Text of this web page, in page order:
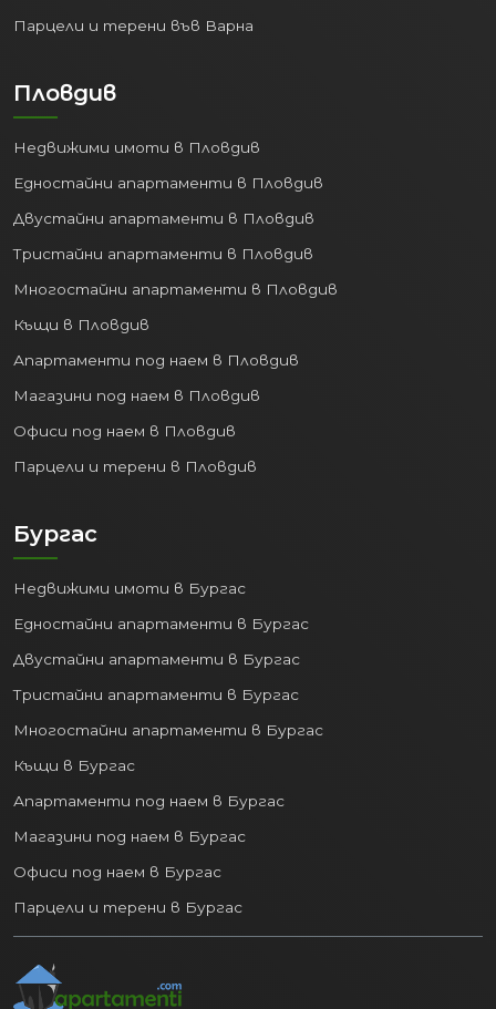
Парцели и терени във Варна
Пловдив
Недвижими имоти в Пловдив
Едностайни апартаменти в Пловдив
Двустайни апартаменти в Пловдив
Тристайни апартаменти в Пловдив
Многостайни апартаменти в Пловдив
Къщи в Пловдив
Апартаменти под наем в Пловдив
Магазини под наем в Пловдив
Офиси под наем в Пловдив
Парцели и терени в Пловдив
Бургас
Недвижими имоти в Бургас
Едностайни апартаменти в Бургас
Двустайни апартаменти в Бургас
Тристайни апартаменти в Бургас
Многостайни апартаменти в Бургас
Къщи в Бургас
Апартаменти под наем в Бургас
Магазини под наем в Бургас
Офиси под наем в Бургас
Парцели и терени в Бургас